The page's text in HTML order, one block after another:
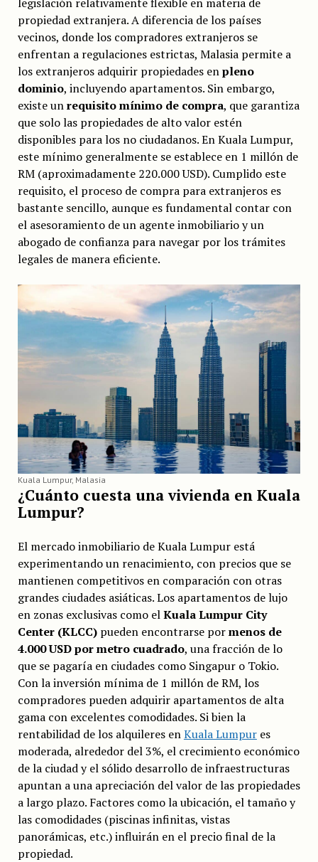
propiedad extranjera. A diferencia de los países
vecinos, donde los compradores extranjeros se
enfrentan a regulaciones estrictas, Malasia permite a
los extranjeros adquirir propiedades enpleno
dominio, incluyendo apartamentos. Sin embargo,
existe unrequisito mínimo de compra, que garantiza
que solo las propiedades de alto valor estén
disponibles para los no ciudadanos. En Kuala Lumpur,
este mínimo generalmente se establece en 1 millón de
RM (aproximadamente 220.000 USD). Cumplido este
requisito, el proceso de compra para extranjeros es
bastante sencillo, aunque es fundamental contar con
el asesoramiento de un agente inmobiliario y un
abogado de confianza para navegar por los trámites
legales de manera eficiente.
Kuala Lumpur, Malasia
¿Cuánto cuesta una vivienda en Kuala
Lumpur?
El mercado inmobiliario de Kuala Lumpur está
experimentando un renacimiento, con precios que se
mantienen competitivos en comparación con otras
grandes ciudades asiáticas. Los apartamentos de lujo
en zonas exclusivas como elKuala Lumpur City
Center (KLCC)pueden encontrarse pormenos de
4.000 USD por metro cuadrado, una fracción de lo
que se pagaría en ciudades como Singapur o Tokio.
Con la inversión mínima de 1 millón de RM, los
compradores pueden adquirir apartamentos de alta
gama con excelentes comodidades. Si bien la
rentabilidad de los alquileres enKuala Lumpures
moderada, alrededor del 3%, el crecimiento económico
de la ciudad y el sólido desarrollo de infraestructuras
apuntan a una apreciación del valor de las propiedades
a largo plazo. Factores como la ubicación, el tamaño y
las comodidades (piscinas infinitas, vistas
panorámicas, etc.) influirán en el precio final de la
propiedad.